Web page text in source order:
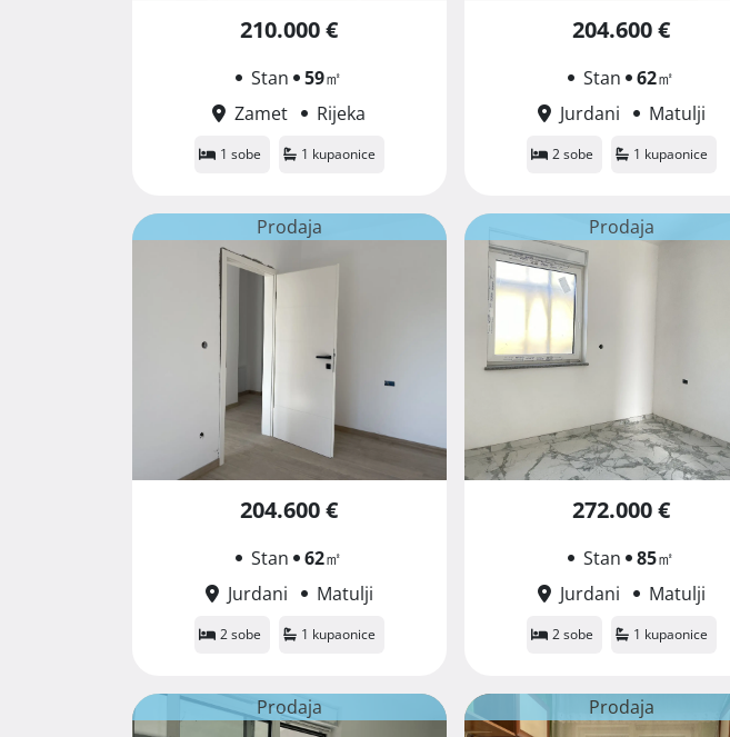
210.000 €
Stan 59㎡
Zamet
Rijeka
1 sobe 1 kupaonice
204.600 €
Stan 62㎡
Jurdani
Matulji
2 sobe 1 kupaonice
Prodaja
204.600 €
Stan 62㎡
Jurdani
Matulji
2 sobe 1 kupaonice
Prodaja
272.000 €
Stan 85㎡
Jurdani
Matulji
2 sobe 1 kupaonice
Prodaja Prodaja